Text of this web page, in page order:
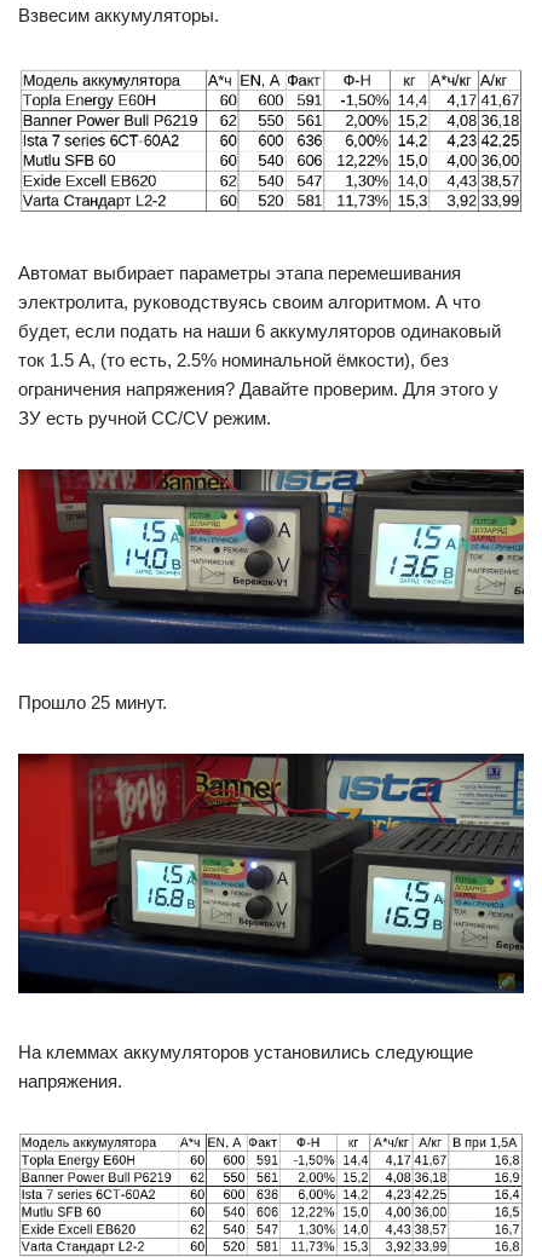
Взвесим аккумуляторы.
Автомат выбирает параметры этапа перемешивания
электролита, руководствуясь своим алгоритмом. А что
будет, если подать на наши 6 аккумуляторов одинаковый
ток 1.5 А, (то есть, 2.5% номинальной ёмкости), без
ограничения напряжения? Давайте проверим. Для этого у
ЗУ есть ручной CC/CV режим.
Прошло 25 минут.
На клеммах аккумуляторов установились следующие
напряжения.